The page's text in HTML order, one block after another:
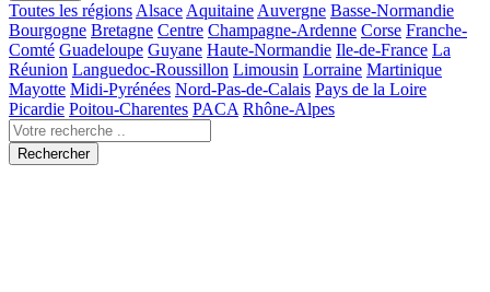
Toutes les régions Alsace Aquitaine Auvergne Basse-Normandie
Bourgogne Bretagne Centre Champagne-Ardenne Corse Franche-
Comté Guadeloupe Guyane Haute-Normandie Ile-de-France La
Réunion Languedoc-Roussillon Limousin Lorraine Martinique
Mayotte Midi-Pyrénées Nord-Pas-de-Calais Pays de la Loire
Picardie Poitou-Charentes PACA Rhône-Alpes
Rechercher